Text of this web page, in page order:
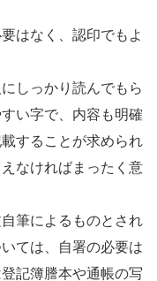
はなく、認印でもよ
しっかり読んでもら
い字で、内容も明確
することが求められ
なければまったく意
筆によるものとされ
ては、自署の必要は
記簿謄本や通帳の写